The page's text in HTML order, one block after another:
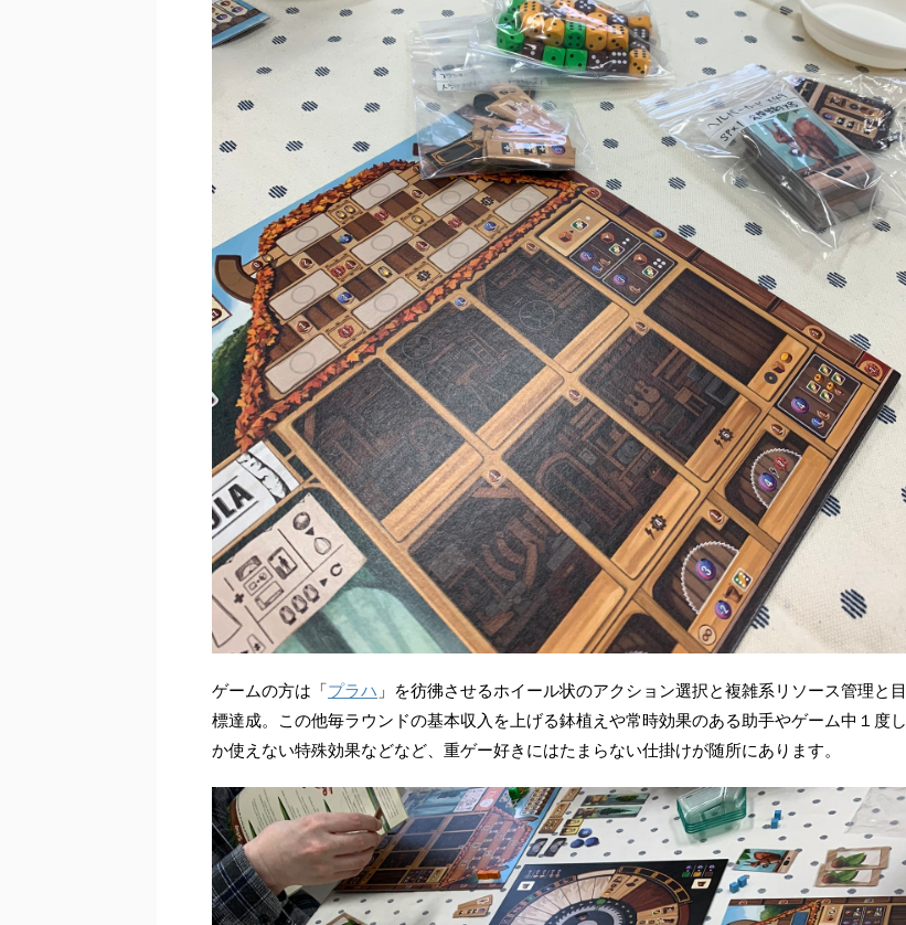
ゲームの方は「プラハ 」を彷彿させるホイール状のアクション選択と複雑系リソース管理と目
標達成。この他毎ラウンドの基本収入を上げる鉢植えや常時効果のある助手やゲーム中１度し
か使えない特殊効果などなど、重ゲー好きにはたまらない仕掛けが随所にあります。